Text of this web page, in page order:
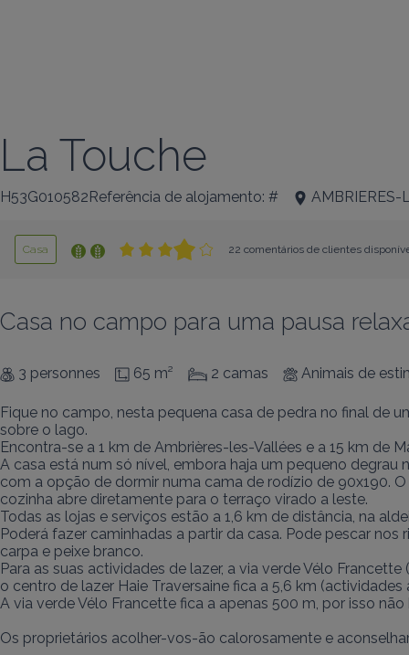
La Touche
H53G010582Referência de alojamento: # AMBRIERES-
Casa 22 comentários de clientes
Casa no campo para uma pausa
3 personnes 65 m² 2 camas Animais de
Fique no campo, nesta pequena casa de pedra no final de
sobre o lago.
Encontra-se a 1 km de Ambrières-les-Vallées e a 15 km de
A casa está num só nível, embora haja um pequeno degrau
com a opção de dormir numa cama de rodízio de 90x190.
cozinha abre diretamente para o terraço virado a leste.
Todas as lojas e serviços estão a 1,6 km de distância, na
Poderá fazer caminhadas a partir da casa. Pode pescar
carpa e peixe branco.
Para as suas actividades de lazer, a via verde Vélo
o centro de lazer Haie Traversaine fica a 5,6 km
A via verde Vélo Francette fica a apenas 500 m, por isso
Os proprietários acolher-vos-ão calorosamente e